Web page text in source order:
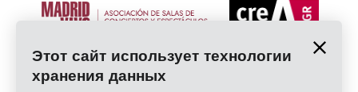
Этот сайт использует технологии
хранения данных